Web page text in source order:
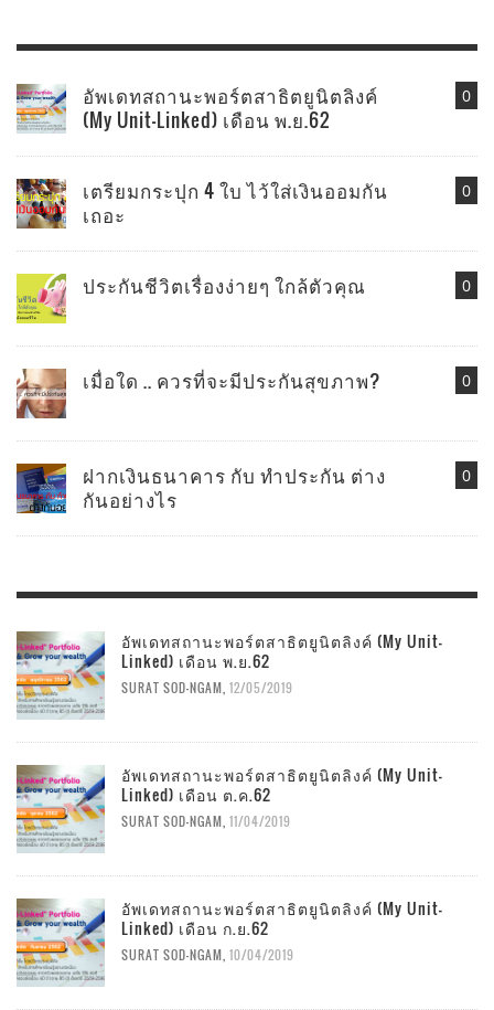
0
อัพเดทสถานะพอร์ตสาธิตยูนิตลิงค์
(My Unit-Linked) เดือน พ.ย.62
0
เตรียมกระปุก 4 ใบ ไว้ใส่เงินออมกัน
เถอะ
0
ประกันชีวิตเรื่องง่ายๆ ใกล้ตัวคุณ
0
เมื่อใด .. ควรที่จะมีประกันสุขภาพ?
0
ฝากเงินธนาคาร กับ ทำประกัน ต่าง
กันอย่างไร
อัพเดทสถานะพอร์ตสาธิตยูนิตลิงค์ (My Unit-
Linked) เดือน พ.ย.62
SURAT SOD-NGAM 12/05/2019
อัพเดทสถานะพอร์ตสาธิตยูนิตลิงค์ (My Unit-
Linked) เดือน ต.ค.62
SURAT SOD-NGAM 11/04/2019
อัพเดทสถานะพอร์ตสาธิตยูนิตลิงค์ (My Unit-
Linked) เดือน ก.ย.62
SURAT SOD-NGAM 10/04/2019